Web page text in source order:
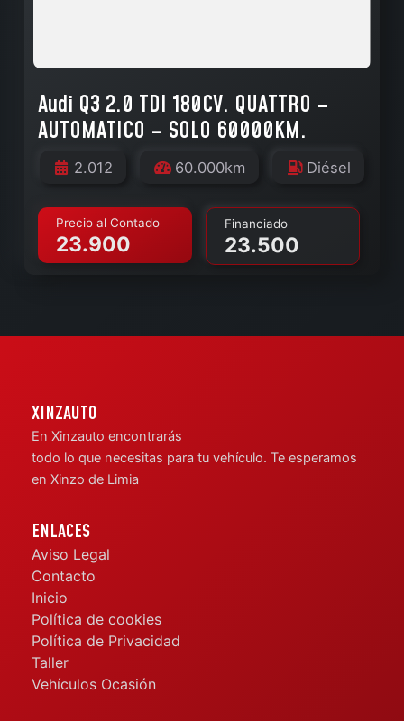
Audi Q3 2.0 TDI 180CV. QUATTRO –
AUTOMATICO – SOLO 60000KM.
2.012 60.000km Diésel
Precio al Contado
23.900
Financiado
23.500
XINZAUTO
En Xinzauto encontrarás
todo lo que necesitas para tu vehículo. Te esperamos
en Xinzo de Limia
ENLACES
Aviso Legal
Contacto
Inicio
Política de cookies
Política de Privacidad
Taller
Vehículos Ocasión